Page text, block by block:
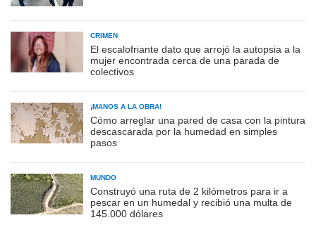
CRIMEN
El escalofriante dato que arrojó la autopsia a la
mujer encontrada cerca de una parada de
colectivos
¡MANOS A LA OBRA!
Cómo arreglar una pared de casa con la pintura
descascarada por la humedad en simples
pasos
MUNDO
Construyó una ruta de 2 kilómetros para ir a
pescar en un humedal y recibió una multa de
145.000 dólares